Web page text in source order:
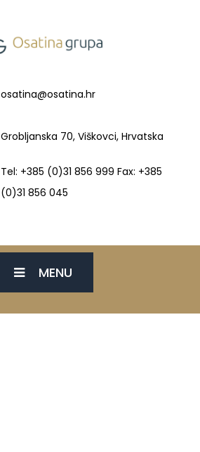
osatina@osatina.hr
Grobljanska 70, Viškovci, Hrvatska
Tel: +385 (0)31 856 999 Fax: +385
(0)31 856 045
MENU